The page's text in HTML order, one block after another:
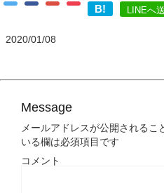
B! LINEへ
2020/01/08
Message
メールアドレスが公開されるこ
いる欄は必須項目です
コメント